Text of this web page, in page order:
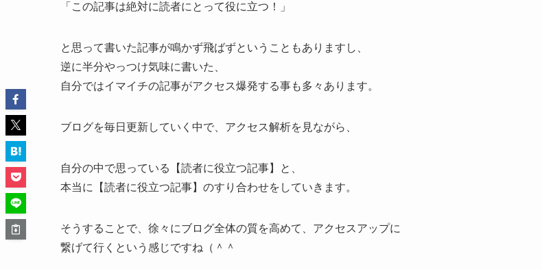
「この記事は絶対に読者にとって役に立つ！」
と思って書いた記事が鳴かず飛ばずということもありますし、
逆に半分やっつけ気味に書いた、
自分ではイマイチの記事がアクセス爆発する事も多々あります。
ブログを毎日更新していく中で、アクセス解析を見ながら、
自分の中で思っている【読者に役立つ記事】と、
本当に【読者に役立つ記事】のすり合わせをしていきます。
そうすることで、徐々にブログ全体の質を高めて、アクセスアップに
繋げて行くという感じですね（＾＾